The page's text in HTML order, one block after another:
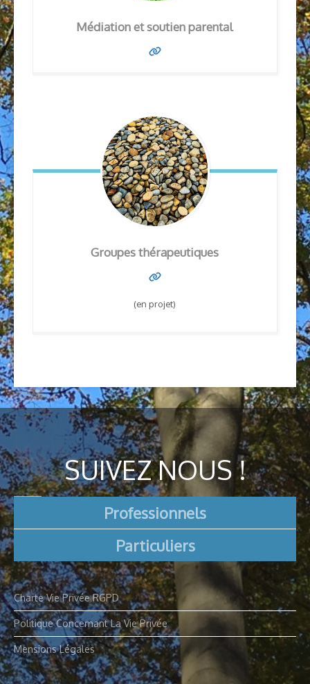
Médiation et soutien parental
Groupes thérapeutiques
(en projet)
SUIVEZ NOUS !
Professionnels
Particuliers
Charte Vie Privée RGPD
Politique Concernant La Vie Privée
Mensions Légales